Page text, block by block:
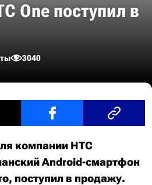
One поступил в
3040
компании HTC
Android-смартфон
поступил в продажу.